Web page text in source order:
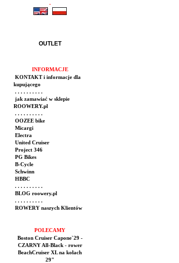
.
OUTLET
INFORMACJE
KONTAKT i informacje dla
kupującego
. . . . . . . . . .
jak zamawiać w sklepie
ROOWERY.pl
. . . . . . . . . .
OOZEE bike
Micargi
Electra
United Cruiser
Project 346
PG Bikes
B-Cycle
Schwinn
HBBC
. . . . . . . . . .
BLOG roowery.pl
. . . . . . . . . .
ROWERY naszych Klientów
POLECAMY
Boston Cruiser Capone`29 -
CZARNY All-Black - rower
BeachCruiser XL na kołach
29"